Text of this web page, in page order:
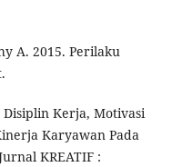
A. 2015. Perilaku
Disiplin Kerja, Motivasi
Karyawan Pada
KREATIF :